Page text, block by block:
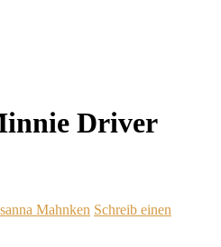
Driver
Mahnken Schreib einen